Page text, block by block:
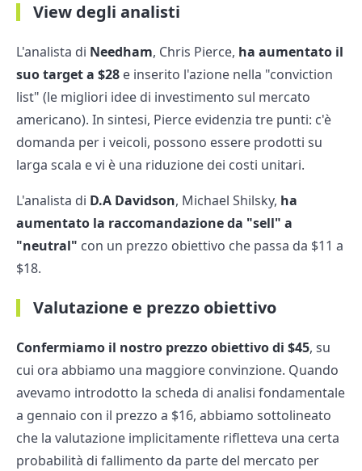
View degli analisti
L'analista di Needham, Chris Pierce, ha aumentato il
suo target a $28 e inserito l'azione nella "conviction
list" (le migliori idee di investimento sul mercato
americano). In sintesi, Pierce evidenzia tre punti: c'è
domanda per i veicoli, possono essere prodotti su
larga scala e vi è una riduzione dei costi unitari.
L'analista di D.A Davidson, Michael Shilsky, ha
aumentato la raccomandazione da "sell" a
"neutral" con un prezzo obiettivo che passa da $11 a
$18.
Valutazione e prezzo obiettivo
Confermiamo il nostro prezzo obiettivo di $45, su
cui ora abbiamo una maggiore convinzione. Quando
avevamo introdotto la scheda di analisi fondamentale
a gennaio con il prezzo a $16, abbiamo sottolineato
che la valutazione implicitamente rifletteva una certa
probabilità di fallimento da parte del mercato per